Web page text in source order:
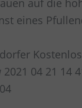
eines